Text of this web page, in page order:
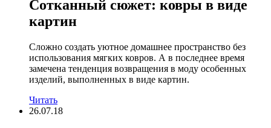
Сотканный сюжет: ковры в виде
картин
Сложно создать уютное домашнее пространство без
использования мягких ковров. А в последнее время
замечена тенденция возвращения в моду особенных
изделий, выполненных в виде картин.
Читать
26.07.18